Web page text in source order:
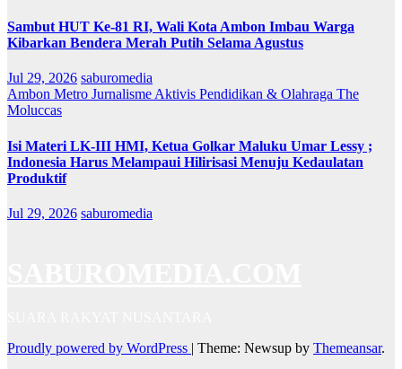
Sambut HUT Ke-81 RI, Wali Kota Ambon Imbau Warga
Kibarkan Bendera Merah Putih Selama Agustus
Jul 29, 2026 saburomedia
Ambon Metro Jurnalisme Aktivis Pendidikan & Olahraga The
Moluccas
Isi Materi LK-III HMI, Ketua Golkar Maluku Umar Lessy ;
Indonesia Harus Melampaui Hilirisasi Menuju Kedaulatan
Produktif
Jul 29, 2026 saburomedia
Proudly powered by WordPress | Theme: Newsup by Themeansar.